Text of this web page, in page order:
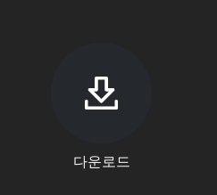
다운로드